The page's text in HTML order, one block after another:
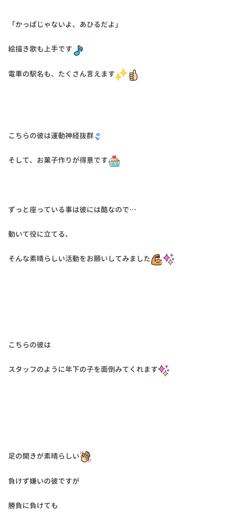
「かっぱじゃないよ、あひるだよ」
絵描き歌も上手です
電車の駅名も、たくさん言えます
こちらの彼は運動神経抜群
そして、お菓子作りが得意です
ずっと座っている事は彼には酷なので…
動いて役に立てる、
そんな素晴らしい活動をお願いしてみました
こちらの彼は
スタッフのように年下の子を面倒みてくれます
足の開きが素晴らしい
負けず嫌いの彼ですが
勝負に負けても